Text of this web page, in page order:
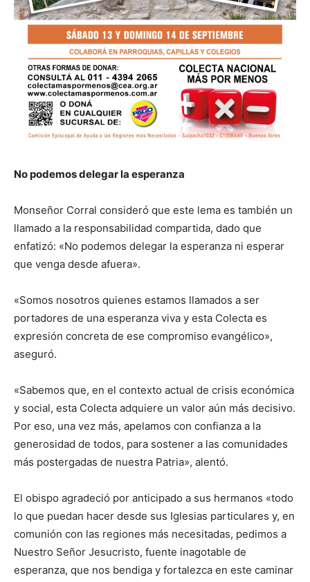
No podemos delegar la esperanza
Monseñor Corral consideró que este lema es también un
llamado a la responsabilidad compartida, dado que
enfatizó: «No podemos delegar la esperanza ni esperar
que venga desde afuera».
«Somos nosotros quienes estamos llamados a ser
portadores de una esperanza viva y esta Colecta es
expresión concreta de ese compromiso evangélico»,
aseguró.
«Sabemos que, en el contexto actual de crisis económica
y social, esta Colecta adquiere un valor aún más decisivo.
Por eso, una vez más, apelamos con confianza a la
generosidad de todos, para sostener a las comunidades
más postergadas de nuestra Patria», alentó.
El obispo agradeció por anticipado a sus hermanos «todo
lo que puedan hacer desde sus Iglesias particulares y, en
comunión con las regiones más necesitadas, pedimos a
Nuestro Señor Jesucristo, fuente inagotable de
esperanza, que nos bendiga y fortalezca en este caminar